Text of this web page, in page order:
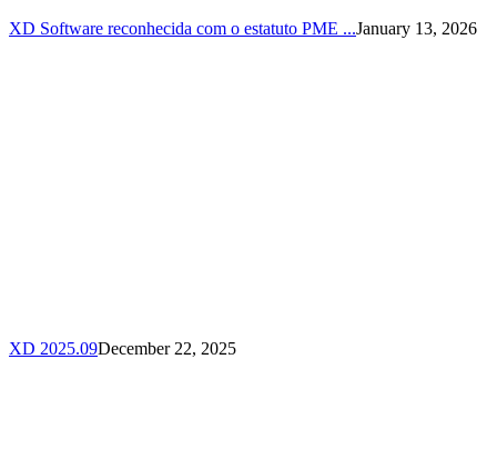
XD Software reconhecida com o estatuto PME ...January 13, 2026
XD 2025.09December 22, 2025